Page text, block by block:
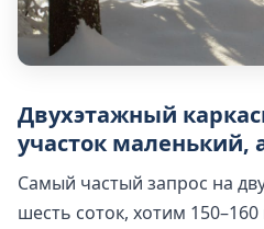
Двухэтажный
участок маленький,
Самый частый запрос на
шесть соток, хотим